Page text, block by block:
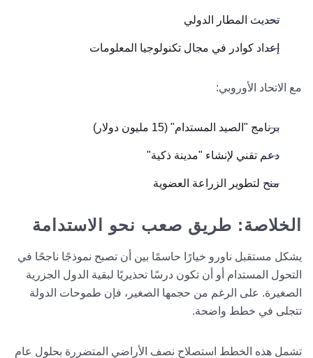
تحديث المطار الدولي
إعداد كوادر في مجال تكنولوجيا المعلومات
مع الاتحاد الأوروبي:
برنامج "الصيد المستدام" (15 مليون دولار)
دعم تقني لإنشاء "مدينة ذكية"
منح لتطوير الزراعة العضوية
الخلاصة: طريق صعب نحو الاستدامة
يشكل مستقبل ناورو خيارًا حاسمًا بين أن تصبح نموذجًا ناجحًا في
التحول المستدام أو أن تكون درسًا تحذيريًا لبقية الدول الجزرية
الصغيرة. على الرغم من حجمها الصغير، فإن طموحات الدولة
تتجلى في خطط واضحة.
تشمل هذه الخطط استصلاح نصف الأراضي المتضررة بحلول عام